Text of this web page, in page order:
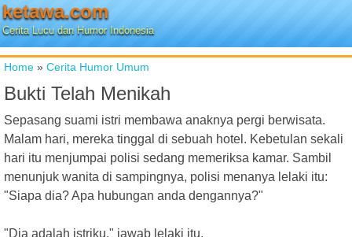
ketawa.com
Cerita Lucu dan Humor Indonesia
Home » Cerita Humor Umum
Bukti Telah Menikah
Sepasang suami istri membawa anaknya pergi berwisata.
Malam hari, mereka tinggal di sebuah hotel. Kebetulan sekali
hari itu menjumpai polisi sedang memeriksa kamar. Sambil
menunjuk wanita di sampingnya, polisi menanya lelaki itu:
"Siapa dia? Apa hubungan anda dengannya?"
"Dia adalah istriku," jawab lelaki itu.